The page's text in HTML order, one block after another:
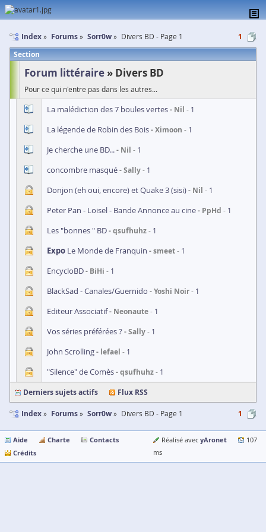
Index Forums Sorr0w Divers BD - Page 1
1
Section
Forum littéraire Divers BD
Pour ce qui n'entre pas dans les autres...
La malédiction des 7 boules vertes Nil 1
La légende de Robin des Bois Ximoon 1
Je cherche une BD... Nil 1
concombre masqué Sally 1
Donjon (eh oui, encore) et Quake 3 (sisi) Nil 1
Peter Pan - Loisel - Bande Annonce au cine PpHd 1
Les "bonnes " BD qsufhuhz 1
Expo Le Monde de Franquin smeet 1
EncycloBD BiHi 1
BlackSad - Canales/Guernido Yoshi Noir 1
Editeur Associatif Neonaute 1
Vos séries préférées ? Sally 1
John Scrolling lefael 1
"Silence" de Comès qsufhuhz 1
Derniers sujets actifs Flux RSS
Index Forums Sorr0w Divers BD - Page 1 1
Aide Charte
Contacts
Crédits
Réalisé avec yAronet
107
ms